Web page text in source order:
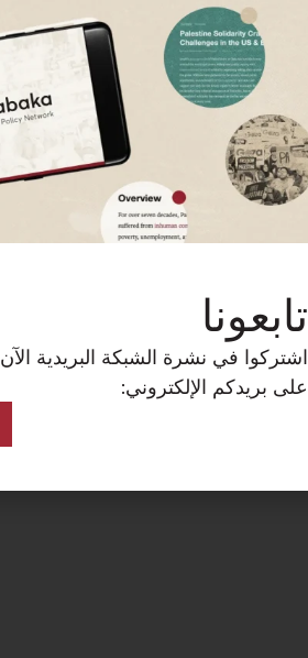
تابعونا
اشتركوا في نشرة الشبكة البريدية
على بريدكم الإلكتروني: